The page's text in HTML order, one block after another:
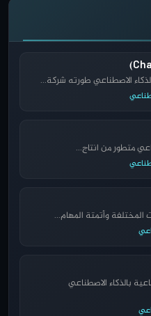
الاصطناعي طورته شركة...
متطور من انتاج...
المختلفة وأتمتة المهام...
بالذكاء الاصطناعي